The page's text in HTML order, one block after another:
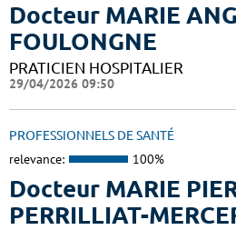
Docteur MARIE
FOULONGNE
PRATICIEN HOSPITALIER
29/04/2026 09:50
PROFESSIONNELS DE SANTÉ
relevance: 100%
Docteur MARIE
PERRILLIAT-